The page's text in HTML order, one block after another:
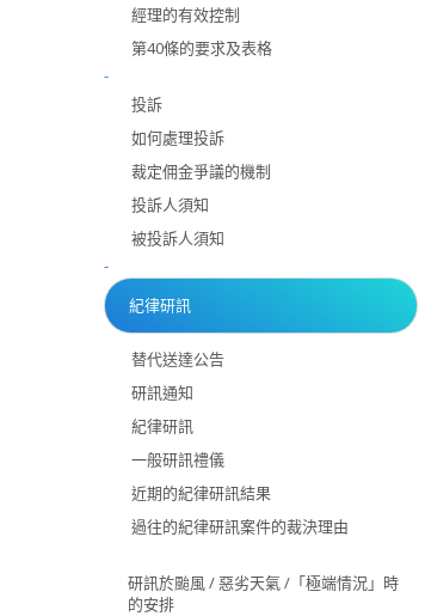
經理的有效控制
第40條的要求及表格
-
投訴
如何處理投訴
裁定佣金爭議的機制
投訴人須知
被投訴人須知
-
紀律研訊
替代送達公告
研訊通知
紀律研訊
一般研訊禮儀
近期的紀律研訊結果
過往的紀律研訊案件的裁決理由
研訊於颱風 / 惡劣天氣 /「極端情況」時
的安排